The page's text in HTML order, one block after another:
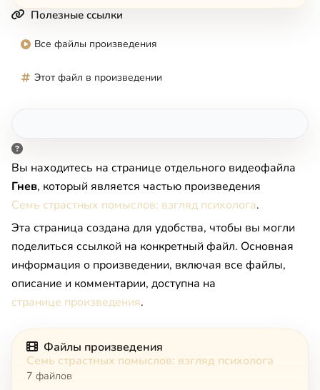
Полезные ссылки
Все файлы произведения
Этот файл в произведении
Вы находитесь на странице отдельного видеофайла
Гнев, который является частью произведения
Семь страстных помыслов: взгляд психолога.
Эта страница создана для удобства, чтобы вы могли
поделиться ссылкой на конкретный файл. Основная
информация о произведении, включая все файлы,
описание и комментарии, доступна на
странице произведения.
Файлы произведения
Семь страстных помыслов: взгляд психолога
7 файлов